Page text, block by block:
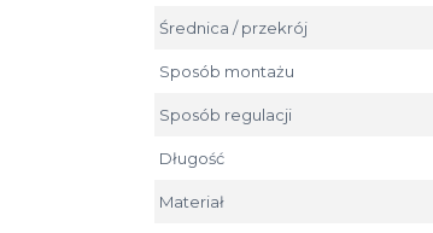
Średnica / przekrój
Sposób montażu
Sposób regulacji
Długość
Materiał